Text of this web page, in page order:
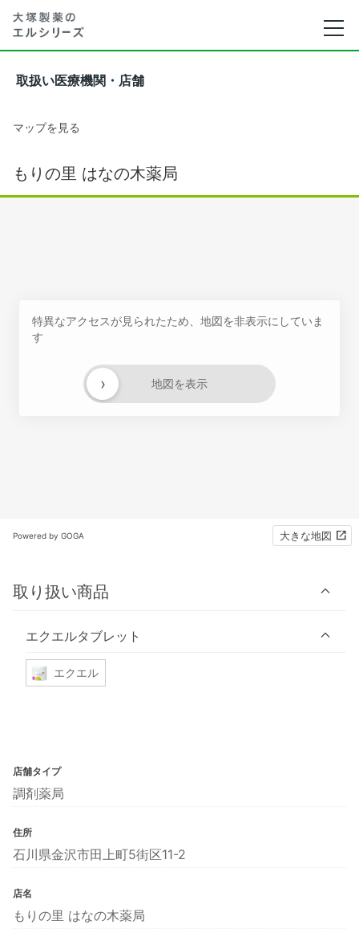
取扱い医療機関・店舗
マップを見る
もりの里 はなの木薬局
特異なアクセスが見られたため、地図を非表示にしていま
す
地図を表示
›
Powered by GOGA 大きな地図
取り扱い商品
エクエルタブレット
エクエル
店舗タイプ
調剤薬局
住所
石川県金沢市田上町5街区11-2
店名
もりの里 はなの木薬局